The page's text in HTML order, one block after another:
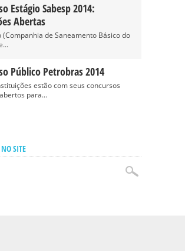
Estágio Sabesp 2014:
Abertas
(Companhia de Saneamento Básico do
Público Petrobras 2014
estão com seus concursos
para...
SITE